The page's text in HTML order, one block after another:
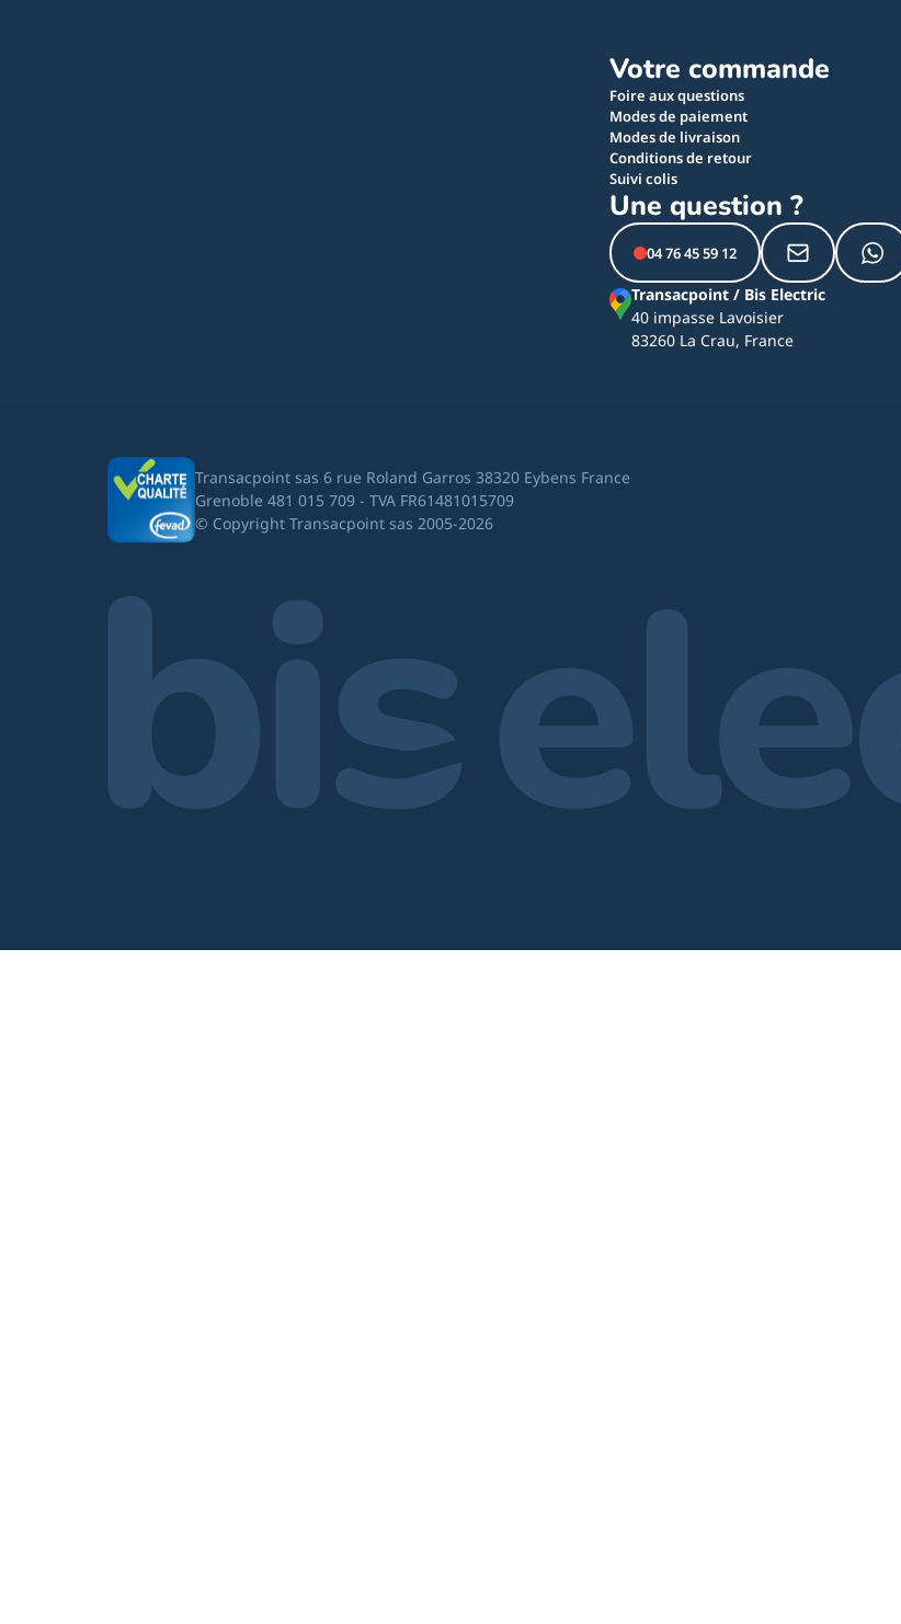
Votre commande
Foire aux questions
Modes de paiement
Modes de livraison
Conditions de retour
Suivi colis
Une question ?
04 76 45 59 12
Transacpoint / Bis Electric
40 impasse Lavoisier
83260 La Crau, France
Transacpoint sas 6 rue Roland Garros 38320 Eybens France
Grenoble 481 015 709 - TVA FR61481015709
© Copyright Transacpoint sas 2005-2026